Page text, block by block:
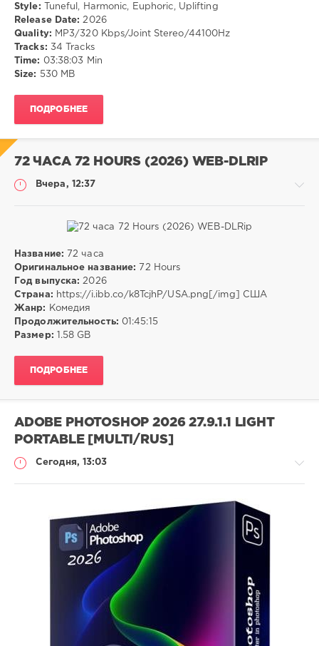
55
Uplifting
Style: Tuneful, Harmonic, Euphoric, Uplifting
Release Date: 2026
Quality: MP3/320 Kbps/Joint Stereo/44100Hz
Tracks: 34 Tracks
Time: 03:38:03 Min
Size:
530 MB
ПОДРОБНЕЕ
72 ЧАСА 72 HOURS (2026) WEB-DLRIP
Вчера, 12:37
drakon-
55
7
Комедия
Название: 72 часа
Оригинальное название:
72 Hours
Год выпуска: 2026
Страна: https://i.ibb.co/k8TcjhP/USA.png[/img] США
Жанр:
Комедия
Продолжительность: 01:45:15
Размер: 1.58 GB
ПОДРОБНЕЕ
ADOBE PHOTOSHOP 2026 27.9.1.1 LIGHT
PORTABLE [MULTI/RUS]
Сегодня, 13:03
SamDel
изображений